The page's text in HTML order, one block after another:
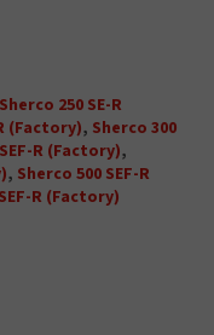
Sherco 250 SE-R
(Factory), Sherco 300
R (Factory),
, Sherco 500 SEF-R
SEF-R (Factory)